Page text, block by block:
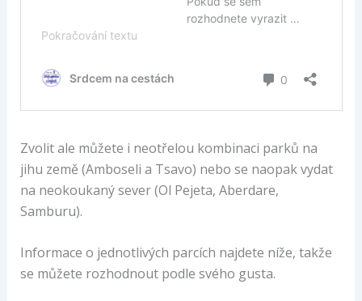
Zvolit ale můžete i neotřelou kombinaci parků na
jihu země (Amboseli a Tsavo) nebo se naopak vydat
na neokoukaný sever (Ol Pejeta, Aberdare,
Samburu).
Informace o jednotlivých parcích najdete níže, takže
se můžete rozhodnout podle svého gusta.